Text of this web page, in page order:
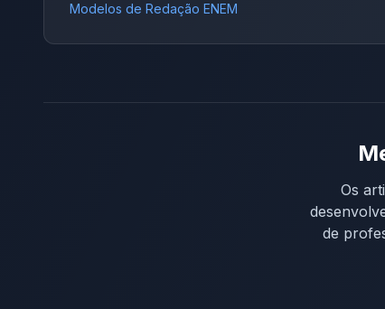
Modelos de Redação ENEM
Os
de